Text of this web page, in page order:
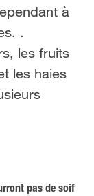
à
.
les fruits
les haies
pas de soif